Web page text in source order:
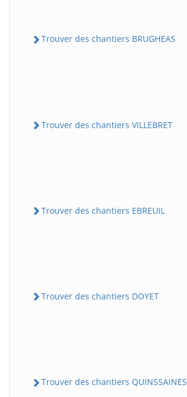
Trouver des chantiers BRUGHEAS
Trouver des chantiers VILLEBRET
Trouver des chantiers EBREUIL
Trouver des chantiers DOYET
Trouver des chantiers QUINSSAINES